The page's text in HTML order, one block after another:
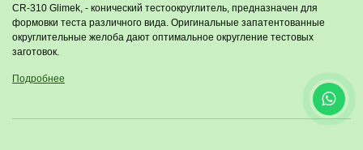
CR-310 Glimek, - конический тестоокруглитель, предназначен для
формовки теста различного вида. Оригинальные запатентованные
округлительные желоба дают оптимальное округление тестовых
заготовок.
Подробнее